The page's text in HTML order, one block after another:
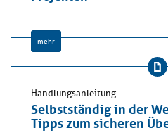
mehr
Handlungsanleitung
Selbstständig in der
Tipps zum sicheren